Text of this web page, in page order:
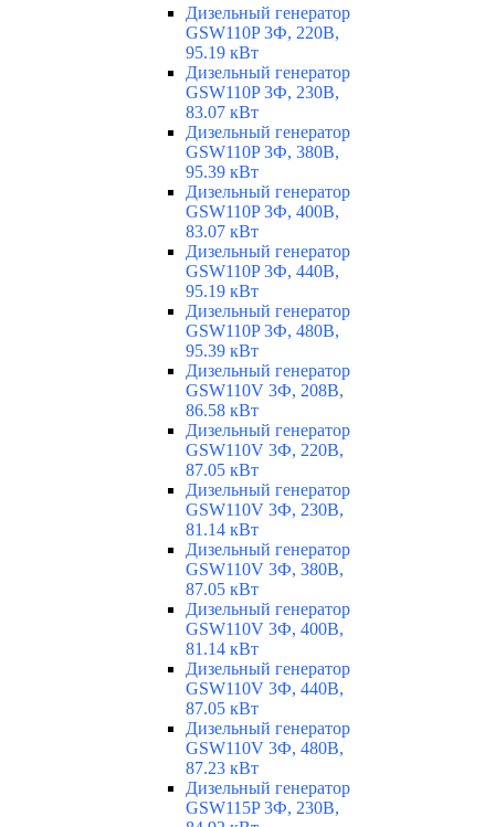
Дизельный генератор
GSW110P 3Ф, 220В,
95.19 кВт
Дизельный генератор
GSW110P 3Ф, 230В,
83.07 кВт
Дизельный генератор
GSW110P 3Ф, 380В,
95.39 кВт
Дизельный генератор
GSW110P 3Ф, 400В,
83.07 кВт
Дизельный генератор
GSW110P 3Ф, 440В,
95.19 кВт
Дизельный генератор
GSW110P 3Ф, 480В,
95.39 кВт
Дизельный генератор
GSW110V 3Ф, 208В,
86.58 кВт
Дизельный генератор
GSW110V 3Ф, 220В,
87.05 кВт
Дизельный генератор
GSW110V 3Ф, 230В,
81.14 кВт
Дизельный генератор
GSW110V 3Ф, 380В,
87.05 кВт
Дизельный генератор
GSW110V 3Ф, 400В,
81.14 кВт
Дизельный генератор
GSW110V 3Ф, 440В,
87.05 кВт
Дизельный генератор
GSW110V 3Ф, 480В,
87.23 кВт
Дизельный генератор
GSW115P 3Ф, 230В,